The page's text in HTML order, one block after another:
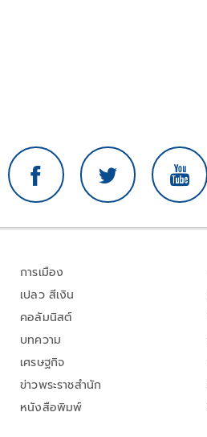
การเมือง
เปลว สีเงิน
คอลัมนิสต์
บทความ
เศรษฐกิจ
ข่าวพระราชสำนัก
หนังสือพิมพ์